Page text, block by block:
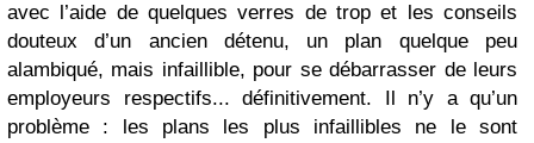
avec l’aide de quelques verres de trop et les conseils
douteux d’un ancien détenu, un plan quelque peu
alambiqué, mais infaillible, pour se débarrasser de leurs
employeurs respectifs... définitivement. Il n’y a qu’un
problème : les plans les plus infaillibles ne le sont